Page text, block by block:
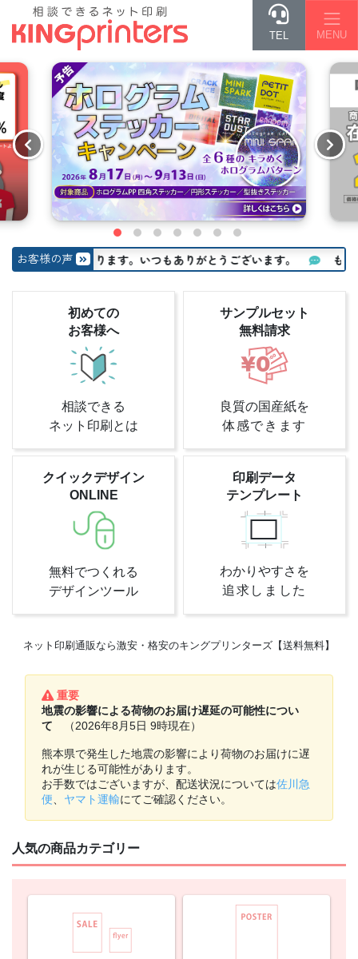
TEL MENU
お客様の声
ても助かります。いつもありがとうございます。 もう何年
初めての
お客様へ
相談できる
ネット印刷とは
サンプルセット
無料請求
良質の国産紙を
体感できます
クイックデザイン
ONLINE
無料でつくれる
デザインツール
印刷データ
テンプレート
わかりやすさを
追求しました
ネット印刷通販なら激安・格安のキングプリンターズ【送料無料】
重要
地震の影響による荷物のお届け遅延の可能性につい
て （2026年8月5日 9時現在）
熊本県で発生した地震の影響により荷物のお届けに遅
れが生じる可能性があります。
お手数ではございますが、配送状況については佐川急
便、 ヤマト運輸にてご確認ください。
人気の商品カテゴリー